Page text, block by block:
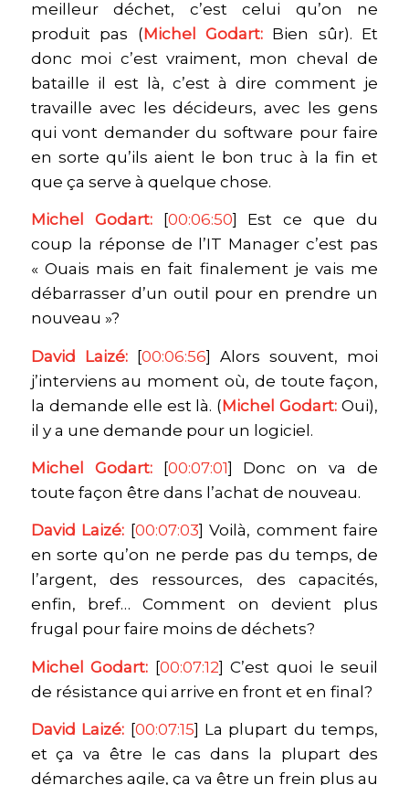
meilleur déchet, c’est celui qu’on ne
produit pas (Michel Godart: Bien sûr). Et
donc moi c’est vraiment, mon cheval de
bataille il est là, c’est à dire comment je
travaille avec les décideurs, avec les gens
qui vont demander du software pour faire
en sorte qu’ils aient le bon truc à la fin et
que ça serve à quelque chose.
Michel Godart: [00:06:50] Est ce que du
coup la réponse de l’IT Manager c’est pas
« Ouais mais en fait finalement je vais me
débarrasser d’un outil pour en prendre un
nouveau »?
David Laizé: [00:06:56] Alors souvent, moi
j’interviens au moment où, de toute façon,
la demande elle est là. (Michel Godart: Oui),
il y a une demande pour un logiciel.
Michel Godart: [00:07:01] Donc on va de
toute façon être dans l’achat de nouveau.
David Laizé: [00:07:03] Voilà, comment faire
en sorte qu’on ne perde pas du temps, de
l’argent, des ressources, des capacités,
enfin, bref… Comment on devient plus
frugal pour faire moins de déchets?
Michel Godart: [00:07:12] C’est quoi le seuil
de résistance qui arrive en front et en final?
David Laizé: [00:07:15] La plupart du temps,
et ça va être le cas dans la plupart des
démarches agile, ça va être un frein plus au